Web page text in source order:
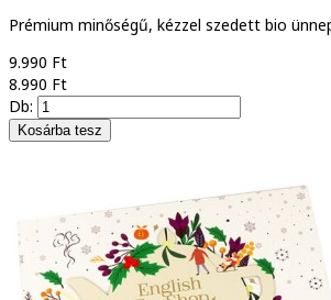
Prémium minőségű, kézzel szedett bio
9.990 Ft
8.990 Ft
Db: